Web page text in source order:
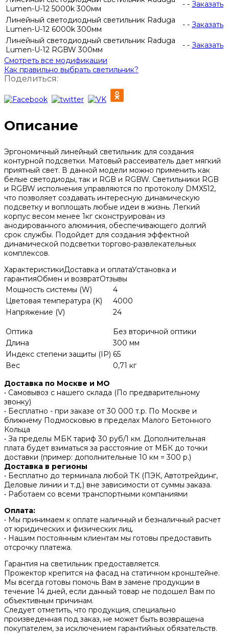
Lumen-U-12 5000k 300мм
- - Заказать
Линейный светодиодный светильник Raduga
Lumen-U-12 6000k 300мм
- - Заказать
Линейный светодиодный светильник Raduga
Lumen-U-12 RGBW 300мм
- - Заказать
Смотреть все модификации
Как правильно выбрать светильник?
Поделиться:
Описание
Эргономичный линейный светильник для создания
контурной подсветки. Матовый рассеиватель дает мягкий
приятный свет. В данной модели можно применить как
белые светодиоды, так и RGB и RGBW. Светильники RGB
и RGBW исполнения управляются по протоколу DMX512,
что позволяет создавать интересную динамическую
подсветку и воплощать любые идеи в жизнь. Легкий
корпус весом менее 1кг сконструирован из
анодированного алюминия, обеспечивающего долгий
срок службы. Подойдет для создания эффектной
динамической подсветки торгово-развлекательных
комплексов.
ХарактеристикиДоставка и оплатаУстановка и
гарантияОбмен и возвратОтзывы
Мощность системы (W)
4
Цветовая температура (K)
4000
Напряжение (V)
24
Оптика
Без вторичной оптики
Длина
300 мм
Индекс степени защиты (IP) 65
Вес
0,71 кг
Доставка по Москве и МО
• Самовывоз с нашего склада (По предварительному
звонку)
• Бесплатно - при заказе от 30 000 т.р. По Москве и
ближнему Подмосковью в пределах Малого Бетонного
Кольца
• За пределы МБК тариф 30 руб/1 км. Дополнительная
плата будет взиматься за расстояние от МБК до точки
доставки (пример: дополнительные 10 км = 300 р.)
Доставка в регионы
• Бесплатно до терминала любой ТК (ПЭК, Автотрейдинг,
Деловые линии и т.д.) вне зависимости от суммы заказа.
• Работаем со всеми транспортными компаниями
Оплата:
• Мы принимаем к оплате наличный и безналичный расчет
от юридических и физических лиц.
• Нашим постоянным клиентам мы готовы предоставить
отсрочку платежа.
Гарантия на светильник предоставляется.
Прожектор крепится на фасад на статичном кронштейне.
Мы всегда готовы помочь Вам в замене продукции в
течение 14 дней, если данный товар не подошел Вам по
объективным причинам.
Следует отметить, что продукция, специально
произведенная под заказ, не может быть возвращена
покупателем, за исключением гарантийных обязательств.